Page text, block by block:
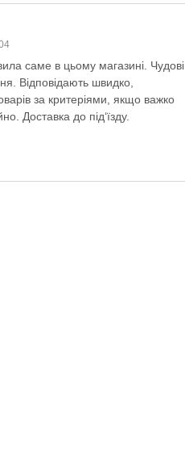
саме в цьому магазині. Чудові
Відповідають швидко,
за критеріями, якщо важко
Доставка до під‘їзду.